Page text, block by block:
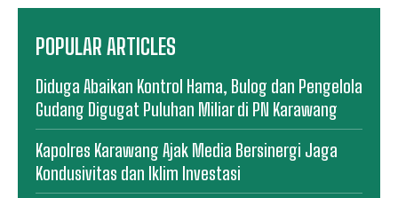
POPULAR ARTICLES
Diduga Abaikan Kontrol Hama, Bulog dan Pengelola
Gudang Digugat Puluhan Miliar di PN Karawang
Kapolres Karawang Ajak Media Bersinergi Jaga
Kondusivitas dan Iklim Investasi